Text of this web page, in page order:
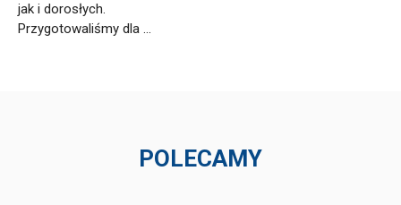
jak i dorosłych.
Przygotowaliśmy dla ...
POLECAMY